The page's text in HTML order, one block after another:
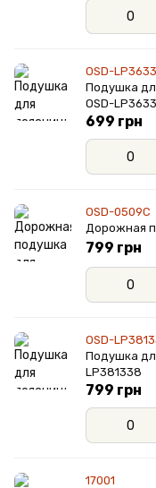
OSD-
Подушка
OSD-
699 грн
OSD-0509C
Дорожная
799 грн
OSD-
Подушка
LP381338
799 грн
17001